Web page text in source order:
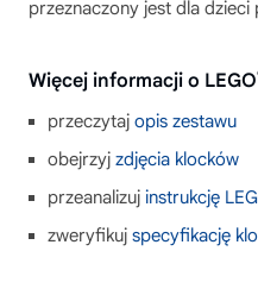
przeznaczony jest dla dzieci
Więcej informacji o LEGO
przeczytaj opis zestawu
obejrzyj zdjęcia klocków
przeanalizuj instrukcję
zweryfikuj specyfikację